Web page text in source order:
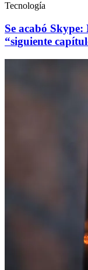
Tecnología
Se acabó
“siguiente